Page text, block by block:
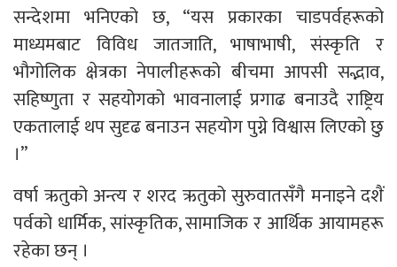
सन्देशमा भनिएको छ, “यस प्रकारका चाडपर्वहरूको
माध्यमबाट विविध जातजाति, भाषाभाषी, संस्कृति र
भौगोलिक क्षेत्रका नेपालीहरूको बीचमा आपसी सद्भाव,
सहिष्णुता र सहयोगको भावनालाई प्रगाढ बनाउदै राष्ट्रिय
एकतालाई थप सुदृढ बनाउन सहयोग पुग्ने विश्वास लिएको छु
।”
वर्षा ऋतुको अन्त्य र शरद ऋतुको सुरुवातसँगै मनाइने दशैं
पर्वको धार्मिक, सांस्कृतिक, सामाजिक र आर्थिक आयामहरू
रहेका छन् ।